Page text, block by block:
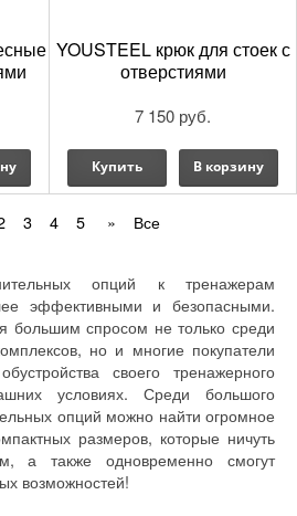
YOUSTEEL крюк для стоек с
отверстиями
7 150 руб.
Купить В корзину
3 4 5 » Все
опций к тренажерам
эффективными и безопасными.
большим спросом не только среди
но и многие покупатели
своего тренажерного
условиях. Среди большого
опций можно найти огромное
размеров, которые ничуть
а также одновременно смогут
возможностей!